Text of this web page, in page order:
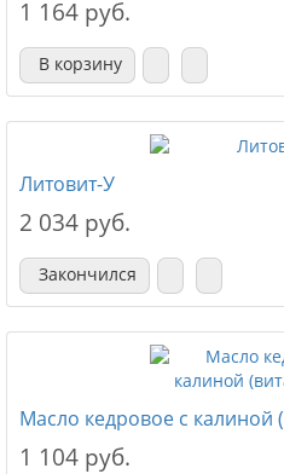
1 164 руб.
В корзину
Литовит-У
2 034 руб.
Закончился
Масло кедровое с калиной
1 104 руб.